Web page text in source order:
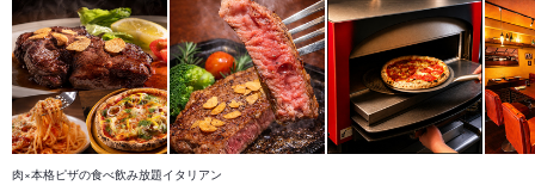
肉×本格ピザの食べ飲み放題イタリアン